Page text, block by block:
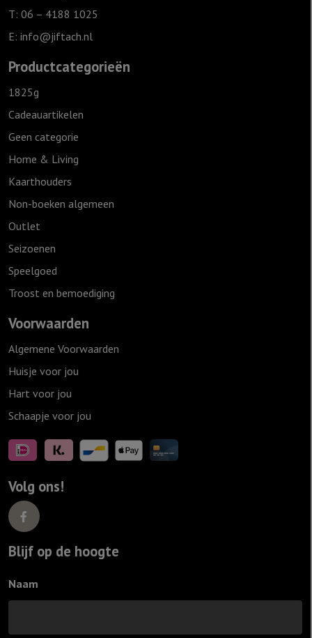
T: 06 – 4188 1025
E: info@jiftach.nl
Productcategorieën
1825g
Cadeauartikelen
Geen categorie
Home & Living
Kaarthouders
Non-boeken algemeen
Outlet
Seizoenen
Speelgoed
Troost en bemoediging
Voorwaarden
Algemene Voorwaarden
Huisje voor jou
Hart voor jou
Schaapje voor jou
Volg ons!
Blijf op de hoogte
Naam